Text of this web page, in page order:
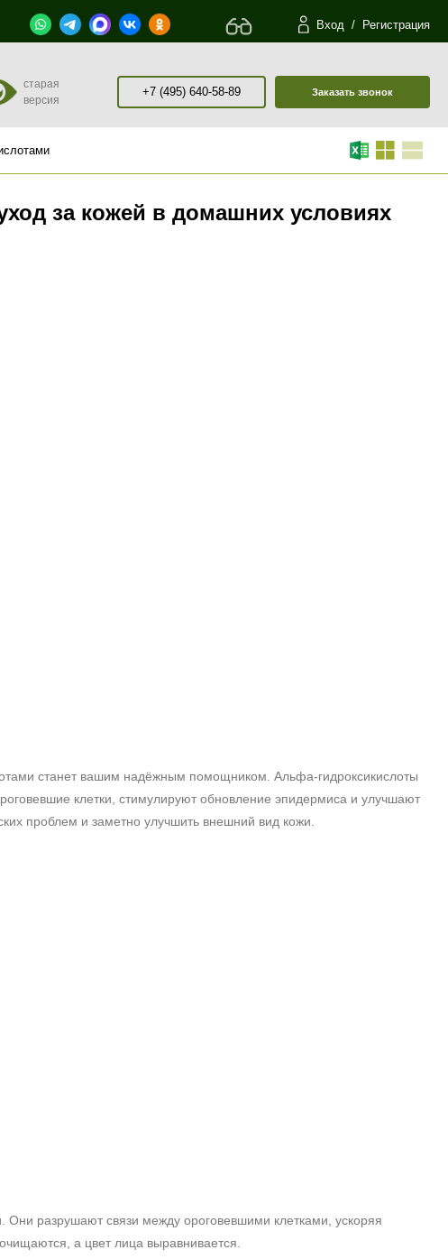
Вход / Регистрация
старая
версия
+7 (495) 640-58-89 Заказать звонок
за кожей в домашних условиях
станет вашим надёжным помощником. Альфа‑гидроксикислоты
клетки, стимулируют обновление эпидермиса и улучшают
проблем и заметно улучшить внешний вид кожи.
Они разрушают связи между ороговевшими клетками, ускоряя
а цвет лица выравнивается.